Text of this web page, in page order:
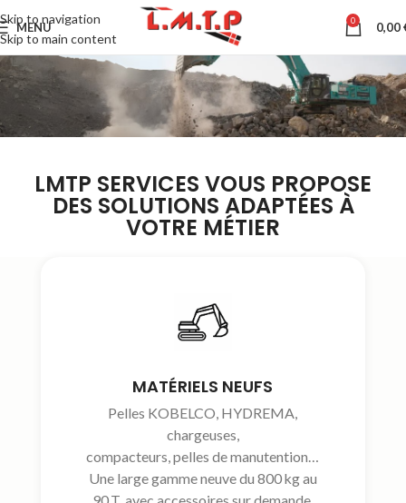
Skip to navigation
Skip to main content
MENU 0 0,00
LMTP SERVICES VOUS PROPOSE
DES SOLUTIONS ADAPTÉES À
VOTRE MÉTIER
MATÉRIELS NEUFS
Pelles KOBELCO, HYDREMA,
chargeuses,
compacteurs, pelles de manutention…
Une large gamme neuve du 800 kg au